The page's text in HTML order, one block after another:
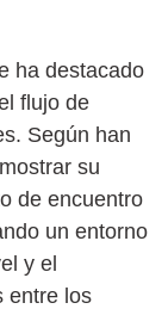
ha destacado
flujo de
Según han
su
de encuentro
un entorno
y el
entre los